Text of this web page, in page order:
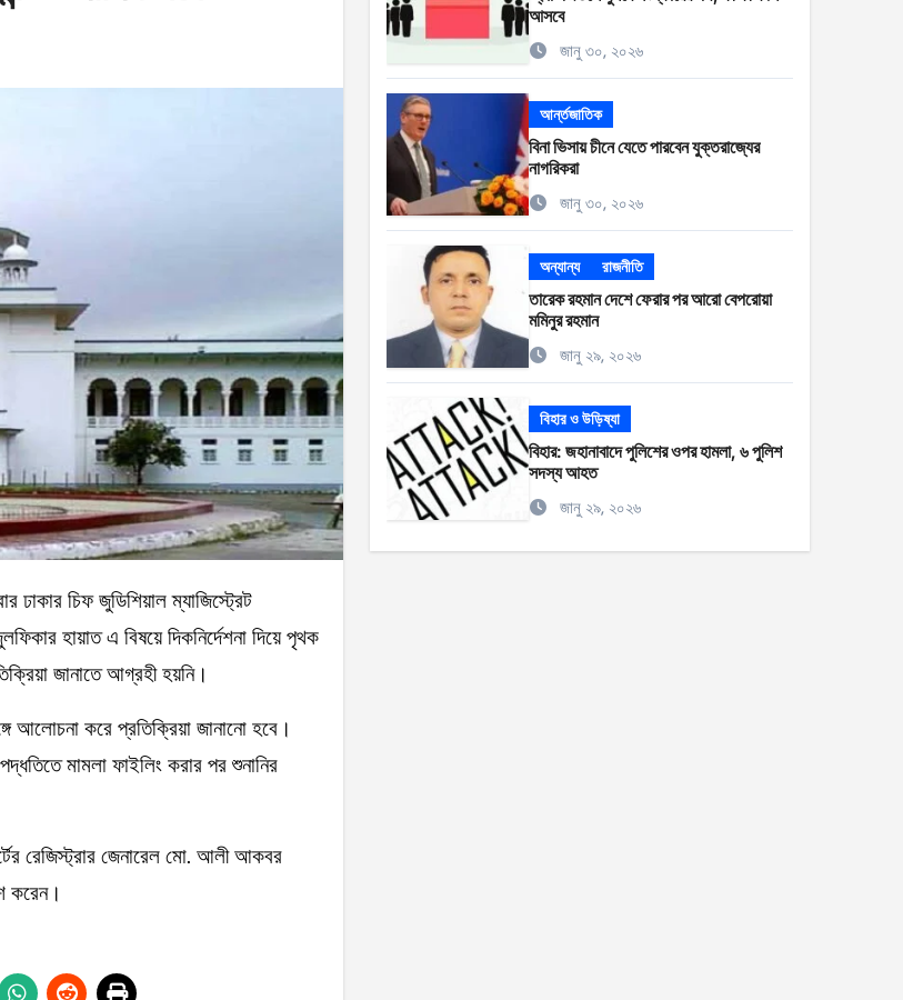
বাড়ি
হায়াত এ বিষয়ে দিকনির্দেশনা দিয়ে পৃথক
জানাতে আগ্রহী হয়নি।
আলোচনা করে প্রতিক্রিয়া জানানো হবে।
মামলা ফাইলিং করার পর শুনানির
রেজিস্ট্রার জেনারেল মো. আলী আকবর
করেন।
আসবে
জানু ৩০, ২০২৬
আর্ন্তজাতিক
বিনা ভিসায় চীনে যেতে পারবেন যুক্তরাজ্যের
নাগরিকরা
জানু ৩০, ২০২৬
অন্যান্য রাজনীতি
তারেক রহমান দেশে ফেরার পর আরো বেপরোয়া
মমিনুর রহমান
জানু ২৯, ২০২৬
বিহার ও উড়িষ্যা
বিহার: জহানাবাদে পুলিশের ওপর হামলা, ৬ পুলিশ
সদস্য আহত
জানু ২৯, ২০২৬